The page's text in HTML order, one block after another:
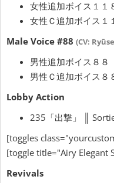
女性追加ボイス１１
女性Ｃ追加ボイス１
Male Voice #88 (CV:
男性追加ボイス８８
男性Ｃ追加ボイス８
Lobby Action
235「出撃」 ║
[toggles
[toggle title="Airy Elegant
Revivals